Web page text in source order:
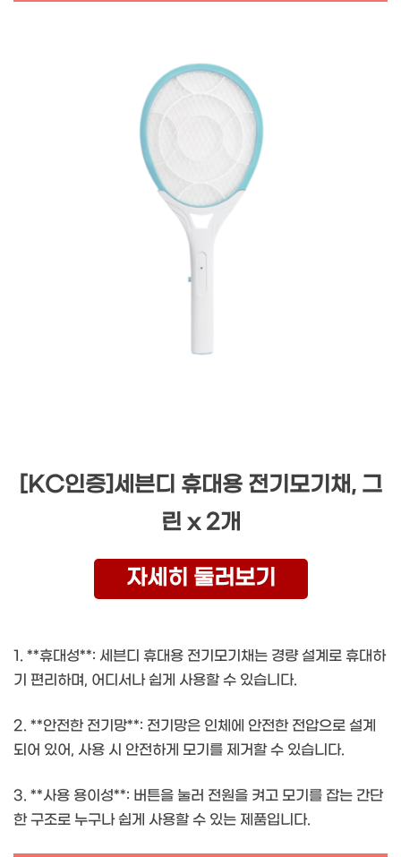
[KC인증]세븐디 휴대용 전기모기채, 그
린 x 2개
자세히 둘러보기
1. **휴대성**: 세븐디 휴대용 전기모기채는 경량 설계로 휴대하
기 편리하며, 어디서나 쉽게 사용할 수 있습니다.
2. **안전한 전기망**: 전기망은 인체에 안전한 전압으로 설계
되어 있어, 사용 시 안전하게 모기를 제거할 수 있습니다.
3. **사용 용이성**: 버튼을 눌러 전원을 켜고 모기를 잡는 간단
한 구조로 누구나 쉽게 사용할 수 있는 제품입니다.